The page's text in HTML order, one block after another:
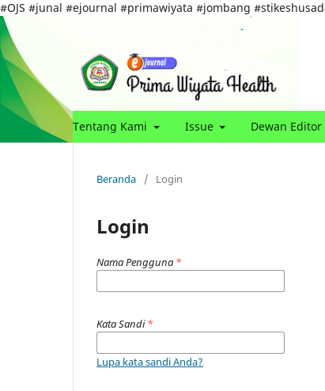
#OJS #junal #ejournal #primawiyata #jombang
Tentang Kami Issue Dewan Editor
Beranda / Login
Login
Nama Pengguna *
Kata Sandi*
Lupa kata sandi Anda?